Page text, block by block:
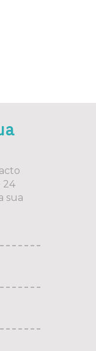
24
sua